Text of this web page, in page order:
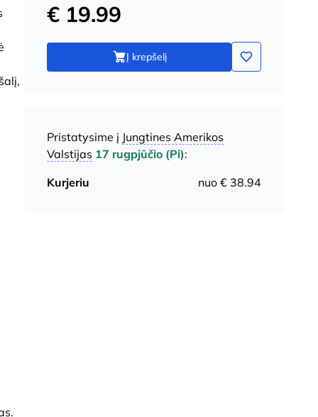
€ 19.99
Į krepšelį
Pristatysime į Jungtines Amerikos
Valstijas 17 rugpjūčio (Pi):
Kurjeriu
nuo € 38.94